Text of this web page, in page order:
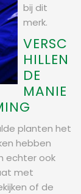
bij dit
merk.
VERSC
HILLEN
DE
MANIE
planten het
hebben
echter ook
met
of de